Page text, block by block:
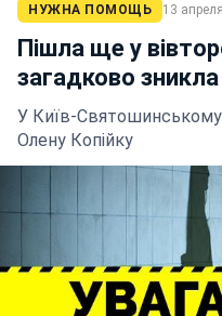
НУЖНА ПОМОЩЬ 13
Пішла ще у
загадково зникла
У Київ-Святошинському
Олену Копійку